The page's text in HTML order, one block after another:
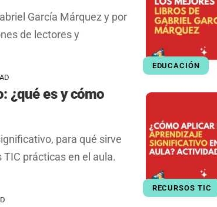
EDUCACIÓN
García Márquez y por
de lectores y
RECURSOS TIC
¿qué es y cómo
para qué sirve
prácticas en el aula.